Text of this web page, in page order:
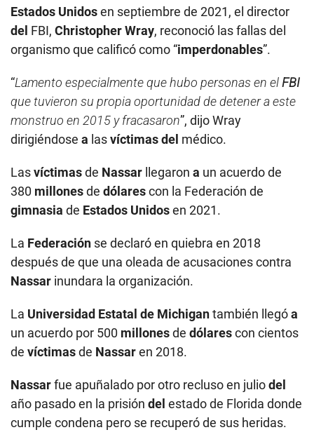
Estados Unidosen septiembre de 2021, el director
del FBI, Christopher Wray, reconoció las fallas del
organismo que calificó como “imperdonables”.
“Lamento especialmente que hubo personas en elFBI
que tuvieron su propia oportunidad de detener a este
monstruo en 2015 y fracasaron”, dijo Wray
dirigiéndose a lasvíctimasdel médico.
Lasvíctimasde Nassar llegaron a un acuerdo de
380 millonesde dólarescon la Federación de
gimnasia de Estados Unidosen 2021.
La Federación se declaró en quiebra en 2018
después de que una oleada de acusaciones contra
Nassar inundara la organización.
La Universidad Estatal de Michigantambién llegóa
un acuerdo por 500 millonesde dólarescon cientos
de víctimasde Nassaren 2018.
Nassarfue apuñalado por otro recluso en juliodel
año pasado en la prisión del estado de Florida donde
cumple condena pero se recuperó de sus heridas.